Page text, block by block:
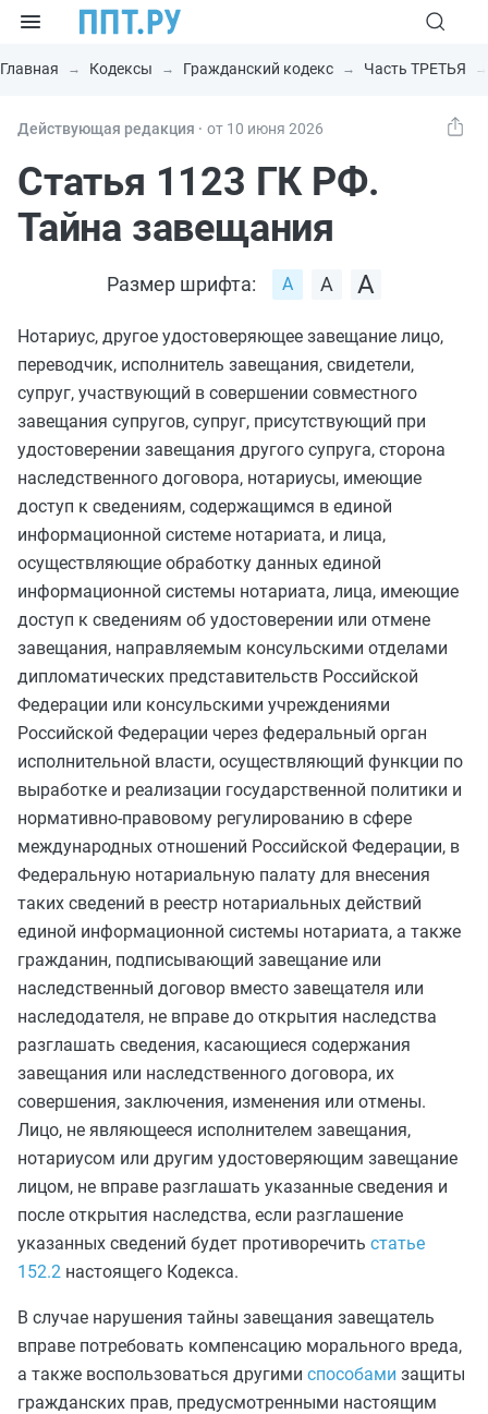
Главная Кодексы Гражданский кодекс Часть ТРЕТЬЯ
Действующая редакция ⸱ от 10 июня 2026
Статья 1123 ГК РФ.
Тайна завещания
Размер шрифта:
Нотариус, другое удостоверяющее завещание лицо,
переводчик, исполнитель завещания, свидетели,
супруг, участвующий в совершении совместного
завещания супругов, супруг, присутствующий при
удостоверении завещания другого супруга, сторона
наследственного договора, нотариусы, имеющие
доступ к сведениям, содержащимся в единой
информационной системе нотариата, и лица,
осуществляющие обработку данных единой
информационной системы нотариата, лица, имеющие
доступ к сведениям об удостоверении или отмене
завещания, направляемым консульскими отделами
дипломатических представительств Российской
Федерации или консульскими учреждениями
Российской Федерации через федеральный орган
исполнительной власти, осуществляющий функции по
выработке и реализации государственной политики и
нормативно-правовому регулированию в сфере
международных отношений Российской Федерации, в
Федеральную нотариальную палату для внесения
таких сведений в реестр нотариальных действий
единой информационной системы нотариата, а также
гражданин, подписывающий завещание или
наследственный договор вместо завещателя или
наследодателя, не вправе до открытия наследства
разглашать сведения, касающиеся содержания
завещания или наследственного договора, их
совершения, заключения, изменения или отмены.
Лицо, не являющееся исполнителем завещания,
нотариусом или другим удостоверяющим завещание
лицом, не вправе разглашать указанные сведения и
после открытия наследства, если разглашение
указанных сведений будет противоречить статье
152.2 настоящего Кодекса.
В случае нарушения тайны завещания завещатель
вправе потребовать компенсацию морального вреда,
а также воспользоваться другими способами защиты
гражданских прав, предусмотренными настоящим